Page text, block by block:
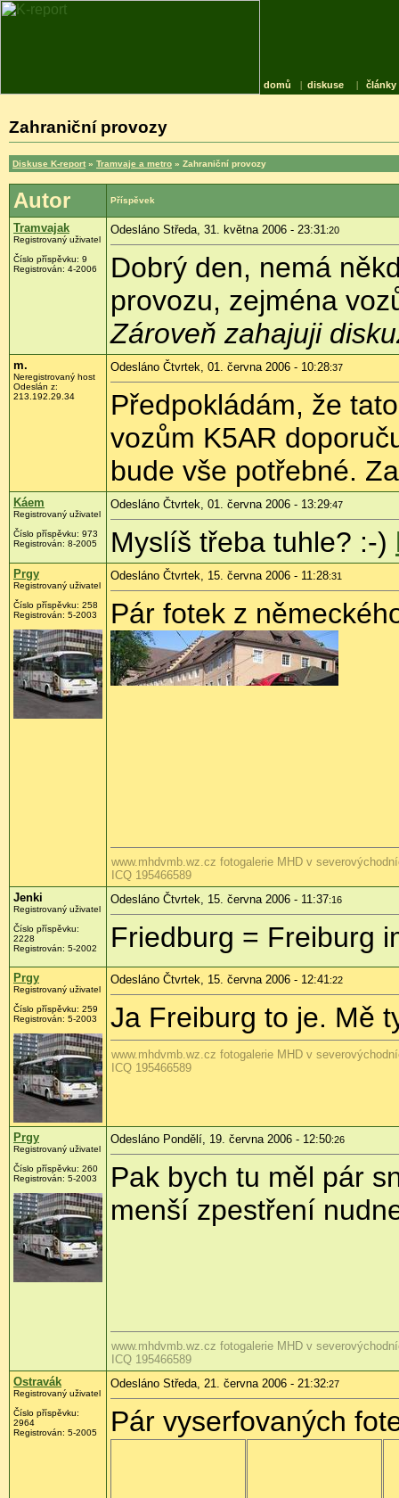
domů | diskuse | články
Zahraniční provozy
Diskuse K-report » Tramvaje a metro » Zahraniční provozy
Autor Příspěvek
Tramvajak
Registrovaný uživatel
Číslo příspěvku: 9
Registrován: 4-2006
Odesláno Středa, 31. května 2006 - 23:31 :20
Dobrý den, nemá
provozu, zejména
Zároveň zahajuji
m.
Neregistrovaný host
Odeslán z:
213.192.29.34
Odesláno Čtvrtek, 01. června 2006 - 10:28:37
Předpokládám, že
vozům K5AR
bude vše potřebné.
Káem
Registrovaný uživatel
Číslo příspěvku: 973
Registrován: 8-2005
Odesláno Čtvrtek, 01. června 2006 - 13:29:47
Myslíš třeba tuhle? :-)
Prgy
Registrovaný uživatel
Číslo příspěvku: 258
Registrován: 5-2003
Odesláno Čtvrtek, 15. června 2006 - 11:28:31
Pár fotek z
www.mhdvmb.wz.cz fotogalerie MHD v
ICQ 195466589
Jenki
Registrovaný uživatel
Číslo příspěvku:
2228
Registrován: 5-2002
Odesláno Čtvrtek, 15. června 2006 - 11:37:16
Friedburg = Freiburg
Prgy
Registrovaný uživatel
Číslo příspěvku: 259
Registrován: 5-2003
Odesláno Čtvrtek, 15. června 2006 - 12:41 :22
Ja Freiburg to je. Mě
www.mhdvmb.wz.cz fotogalerie MHD v
ICQ 195466589
Prgy
Registrovaný uživatel
Číslo příspěvku: 260
Registrován: 5-2003
Odesláno Pondělí, 19. června 2006 - 12:50:26
Pak bych tu měl pár
menší zpestření
www.mhdvmb.wz.cz fotogalerie MHD v
ICQ 195466589
Ostravák
Registrovaný uživatel
Číslo příspěvku:
2964
Registrován: 5-2005
Odesláno Středa, 21. června 2006 - 21:32:27
Pár vyserfovaných